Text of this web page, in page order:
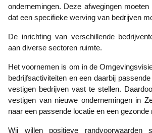
ondernemingen. Deze afwegingen
dat een specifieke werving van bedrijven
De inrichting van verschillende bedrijventerreinen biedt nu al
aan diverse sectoren ruimte.
Het voornemen is om in de Omgevingsvisie het gewenste soort
bedrijfsactiviteiten en een daarbij
vestigen bedrijven vast te stellen.
vestigen van nieuwe ondernemingen in
naar een passende locatie en een
Wij willen positieve randvoorwaarden scheppen voor het